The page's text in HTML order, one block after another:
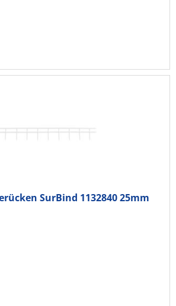
SurBind 1132840 25mm